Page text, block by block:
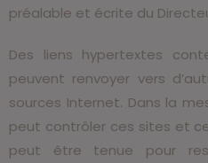
préalable et écrite du
Des liens hypertextes
peuvent renvoyer vers
sources Internet. Dans la
peut contrôler ces sites et
peut être tenue pour